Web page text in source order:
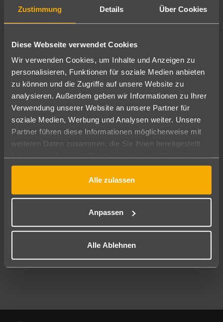
Zustimmung Details Über Cookies
Diese Webseite verwendet Cookies
Wir verwenden Cookies, um Inhalte und Anzeigen zu
personalisieren, Funktionen für soziale Medien anbieten
zu können und die Zugriffe auf unsere Website zu
analysieren. Außerdem geben wir Informationen zu Ihrer
Verwendung unserer Website an unsere Partner für
soziale Medien, Werbung und Analysen weiter. Unsere
Partner führen diese Informationen möglicherweise mit
weiteren Daten zusammen, die Sie ihnen bereitgestellt
gesammelt haben.
Alle zulassen
Anpassen
Alle Ablehnen
Ändere die Kriterien nach deinen Wünschen
Pauschal Nur Hotel
Abflughafen
Alle Abflughäfen
10.08.26–08.08.27 7-21 Nächte
Mehr Filter anzeigen